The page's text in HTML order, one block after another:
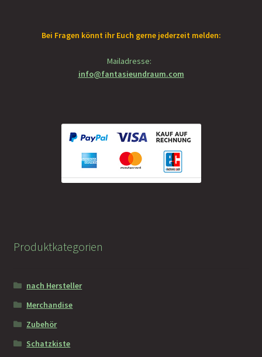
Bei Fragen könnt ihr Euch gerne jederzeit melden:
Mailadresse:
info@fantasieundraum.com
Produktkategorien
nach Hersteller
Merchandise
Zubehör
Schatzkiste